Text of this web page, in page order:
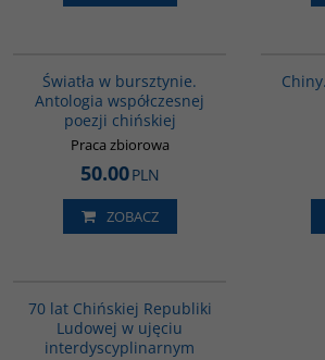
Światła w bursztynie.
Antologia współczesnej
poezji chińskiej
Praca zbiorowa
50.00PLN
ZOBACZ
70 lat Chińskiej Republiki
Ludowej w ujęciu
interdyscyplinarnym